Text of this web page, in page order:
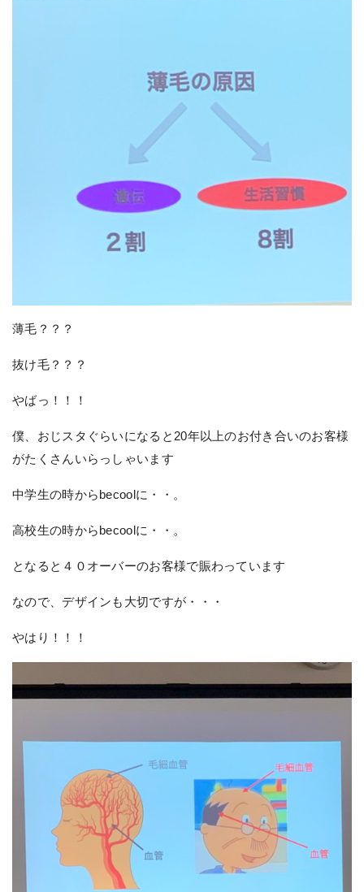
薄毛？？？
抜け毛？？？
やばっ！！！
僕、おじスタぐらいになると20年以上のお付き合いのお客様
がたくさんいらっしゃいます
中学生の時からbecoolに・・。
高校生の時からbecoolに・・。
となると４０オーバーのお客様で賑わっています
なので、デザインも大切ですが・・・
やはり！！！